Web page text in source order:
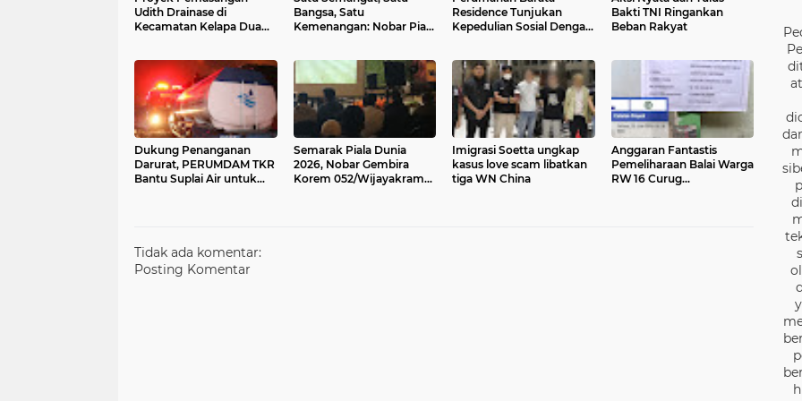
Udith Drainase di
Kecamatan Kelapa Dua
Bangsa, Satu
Kemenangan: Nobar Piala
Residence Tunjukan
Kepedulian Sosial Dengan
Bakti TNI Ringankan
Beban Rakyat
Dukung Penanganan
Darurat, PERUMDAM TKR
Bantu Suplai Air untuk
Semarak Piala Dunia
2026, Nobar Gembira
Korem 052/Wijayakrama
Imigrasi Soetta ungkap
kasus love scam libatkan
tiga WN China
Anggaran Fantastis
Pemeliharaan Balai Warga
RW 16 Curug
Tidak ada komentar:
Posting Komentar